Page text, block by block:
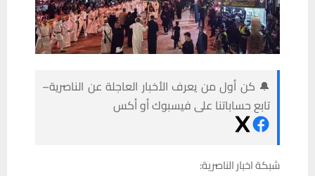
🔔 كن أول من يعرف الأخبار العاجلة عن الناصرية–
تابع حساباتنا على فيسبوك أو أكس
شبكة اخبار الناصرية: